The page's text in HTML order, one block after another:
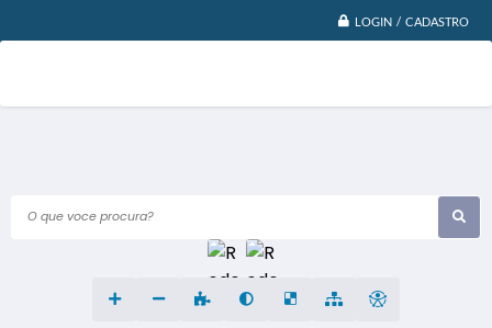
LOGIN / CADASTRO
O que voce procura?